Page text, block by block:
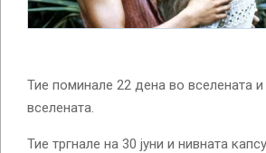
Тие поминале 22 дена во вселената
вселената.
Тие тргнале на 30 јуни и нивната